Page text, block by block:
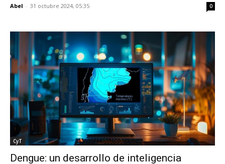
Abel - 31 octubre 2024, 05:35 0
CyT
Dengue: un desarrollo de inteligencia